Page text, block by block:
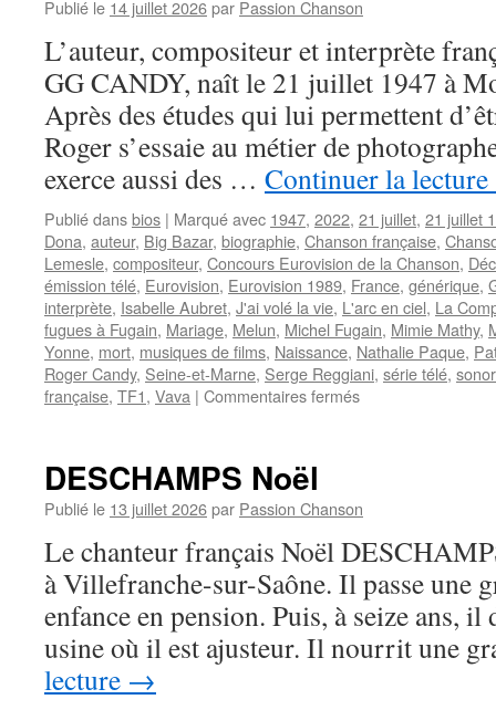
Publié le 14 juillet 2026par Passion Chanson
L’auteur, compositeur et interprète
GG CANDY, naît le 21 juillet 1947 à
Après des études qui lui permettent
Roger s’essaie au métier de
exerce aussi des … Continuer la lecture
Publié dansbios | Marqué avec 1947, 2022, 21 juillet, 21 juillet
Dona, auteur, Big Bazar, biographie, Chanson française,
Lemesle, compositeur, Concours Eurovision de la Chanson,
émission télé, Eurovision, Eurovision 1989, France, générique,
interprète, Isabelle Aubret, J'ai volé la vie, L'arc en ciel, La
fugues à Fugain, Mariage, Melun, Michel Fugain, Mimie Mathy,
Yonne, mort, musiques de films, Naissance, Nathalie Paque,
Roger Candy, Seine-et-Marne, Serge Reggiani, série télé,
française, TF1, Vava | Commentaires ferméssur
DESCHAMPS Noël
Publié le 13 juillet 2026par Passion Chanson
Le chanteur français Noël
à Villefranche-sur-Saône. Il passe une
enfance en pension. Puis, à seize ans,
usine où il est ajusteur. Il nourrit une
lecture →